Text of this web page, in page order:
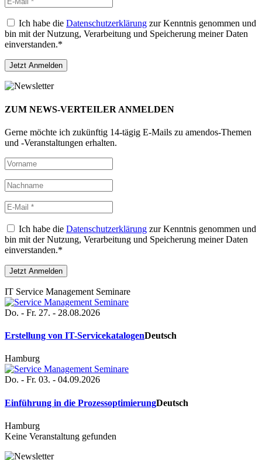
Ich habe die Datenschutzerklärung zur Kenntnis genommen und
bin mit der Nutzung, Verarbeitung und Speicherung meiner Daten
einverstanden.*
ZUM NEWS-VERTEILER ANMELDEN
Gerne möchte ich zukünftig 14-tägig E-Mails zu amendos-Themen
und -Veranstaltungen erhalten.
Ich habe die Datenschutzerklärung zur Kenntnis genommen und
bin mit der Nutzung, Verarbeitung und Speicherung meiner Daten
einverstanden.*
IT Service Management Seminare
Do. - Fr. 27. - 28.08.2026
Erstellung von IT-ServicekatalogenDeutsch
Hamburg
Do. - Fr. 03. - 04.09.2026
Einführung in die ProzessoptimierungDeutsch
Hamburg
Keine Veranstaltung gefunden